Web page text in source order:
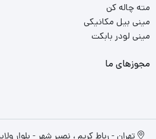
مته چاله کن
مینی بیل مکانیکی
مینی لودر بابکت
مجوزهای ما